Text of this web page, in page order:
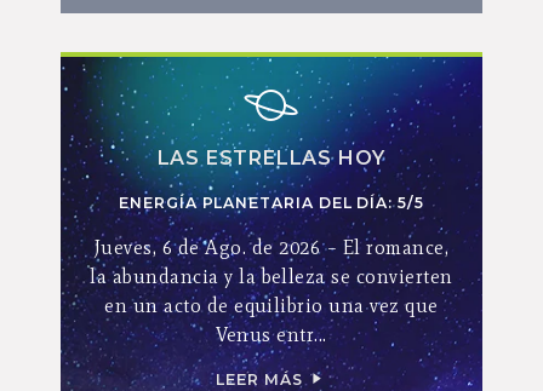
LAS ESTRELLAS HOY
ENERGÍA PLANETARIA DEL DÍA: 5/5
Jueves, 6 de Ago. de 2026 – El romance,
la abundancia y la belleza se convierten
en un acto de equilibrio una vez que
Venus entr...
LEER MÁS